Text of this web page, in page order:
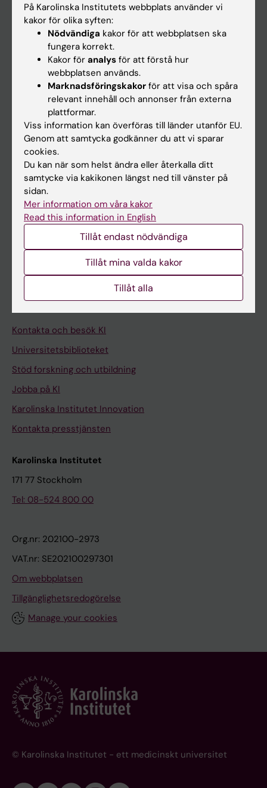
Om KI
Kalender
Student
Ladok
Canvas
Schema
Studentmejlen
Kurs- och programwebbar
Medarbetare
Medarbetarportalen
Kontakta och besök KI
Universitetsbiblioteket
Stöd forskning och utbildning
Jobba på KI
Karolinska Institutet Innovation
Kontakta presstjänsten
Karolinska Institutet
171 77 Stockholm
Tel: 08-524 800 00
Org.nr: 202100-2973
VAT.nr: SE202100297301
Om webbplatsen
Tillgänglighetsredogörelse
Manage your cookies
© Karolinska Institutet - ett medicinskt universitet
På Karolinska Institutets webbplats använder vi
kakor för olika syften:
Nödvändiga kakor för att webbplatsen ska
fungera korrekt.
Kakor för analys för att förstå hur
webbplatsen används.
Marknadsföringskakor för att visa och spåra
relevant innehåll och annonser från externa
plattformar.
Viss information kan överföras till länder utanför EU.
Genom att samtycka godkänner du att vi sparar
cookies.
Du kan när som helst ändra eller återkalla ditt
samtycke via kakikonen längst ned till vänster på
sidan.
Mer information om våra kakor
Read this information in English
Tillåt endast nödvändiga
Tillåt mina valda kakor
Tillåt alla